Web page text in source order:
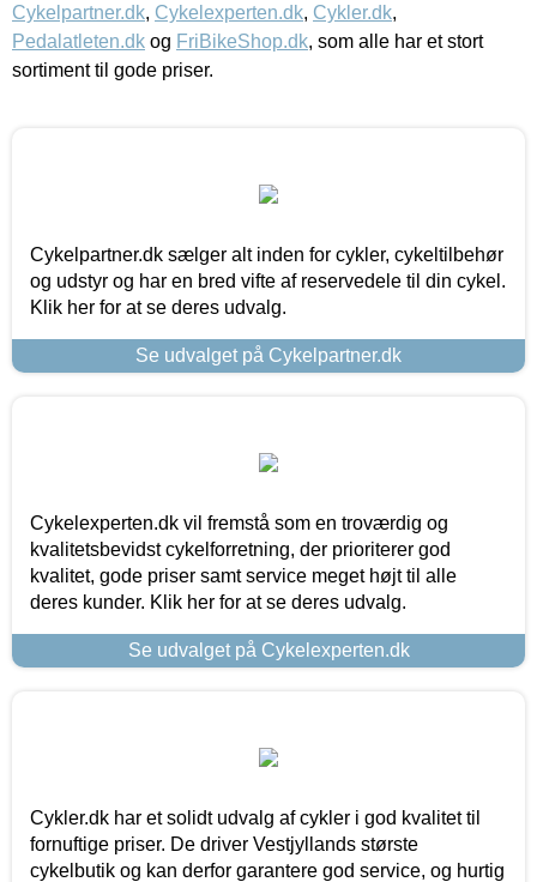
Cykelpartner.dk, Cykelexperten.dk, Cykler.dk,
Pedalatleten.dk og FriBikeShop.dk, som alle har et stort
sortiment til gode priser.
Cykelpartner.dk sælger alt inden for cykler, cykeltilbehør
og udstyr og har en bred vifte af reservedele til din cykel.
Klik her for at se deres udvalg.
Se udvalget på Cykelpartner.dk
Cykelexperten.dk vil fremstå som en troværdig og
kvalitetsbevidst cykelforretning, der prioriterer god
kvalitet, gode priser samt service meget højt til alle
deres kunder. Klik her for at se deres udvalg.
Se udvalget på Cykelexperten.dk
Cykler.dk har et solidt udvalg af cykler i god kvalitet til
fornuftige priser. De driver Vestjyllands største
cykelbutik og kan derfor garantere god service, og hurtig